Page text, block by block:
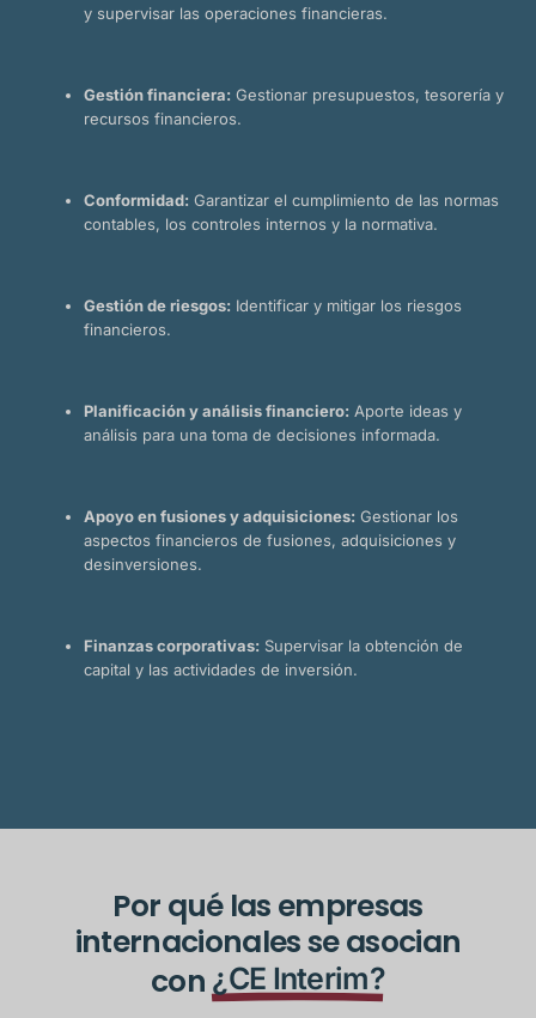
y supervisar las operaciones financieras.
Gestión financiera: Gestionar presupuestos, tesorería y
recursos financieros.
Conformidad: Garantizar el cumplimiento de las normas
contables, los controles internos y la normativa.
Gestión de riesgos: Identificar y mitigar los riesgos
financieros.
Planificación y análisis financiero: Aporte ideas y
análisis para una toma de decisiones informada.
Apoyo en fusiones y adquisiciones: Gestionar los
aspectos financieros de fusiones, adquisiciones y
desinversiones.
Finanzas corporativas: Supervisar la obtención de
capital y las actividades de inversión.
Por qué las empresas
internacionales se asocian
con ¿CE Interim?